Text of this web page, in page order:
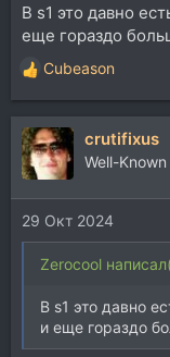
В s1 это давно
еще гораздо
Р
е
а
к
ц
и
и
:
Cubeason
crutifixus
Well-
29 Окт 2024
Zerocool
В s1 это давно
и еще гораздо